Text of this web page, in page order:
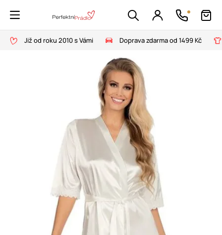
Již od roku 2010 s Vámi Doprava zdarma od 1499 Kč